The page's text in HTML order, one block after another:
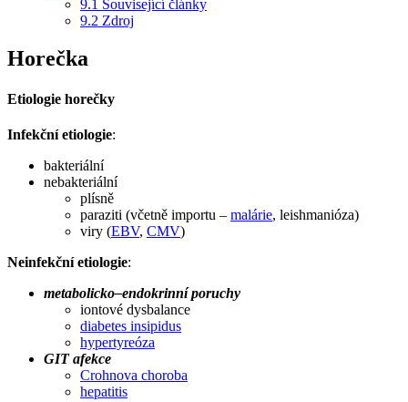
9.1 Související články
9.2 Zdroj
Horečka
Etiologie horečky
Infekční etiologie:
bakteriální
nebakteriální
plísně
paraziti (včetně importu – malárie, leishmanióza)
viry (EBV, CMV)
Neinfekční etiologie:
metabolicko–endokrinní poruchy
iontové dysbalance
diabetes insipidus
hypertyreóza
GIT afekce
Crohnova choroba
hepatitis